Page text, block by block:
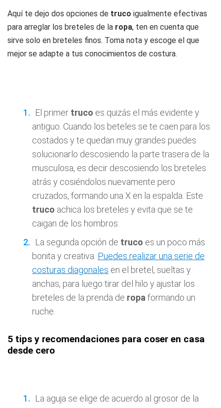
Aquí te dejo dos opciones de truco igualmente efectivas
para arreglar los breteles de la ropa, ten en cuenta que
sirve solo en breteles finos. Toma nota y escoge el que
mejor se adapte a tus conocimientos de costura.
El primer truco es quizás el más evidente y
antiguo. Cuando los beteles se te caen para los
costados y te quedan muy grandes puedes
solucionarlo descosiendo la parte trasera de la
musculosa, es decir descosiendo los breteles
atrás y cosiéndolos nuevamente pero
cruzados, formando una X en la espalda. Este
truco achica los breteles y evita que se te
caigan de los hombros.
La segunda opción de truco es un poco más
bonita y creativa. Puedes realizar una serie de
costuras diagonales en el bretel, sueltas y
anchas, para luego tirar del hilo y ajustar los
breteles de la prenda de ropa formando un
ruche.
5 tips y recomendaciones para coser en casa
desde cero
La aguja se elige de acuerdo al grosor de la